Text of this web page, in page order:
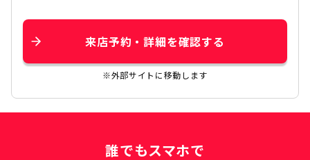
来店予約・詳細を確認する
※外部サイトに移動します
誰でもスマホで